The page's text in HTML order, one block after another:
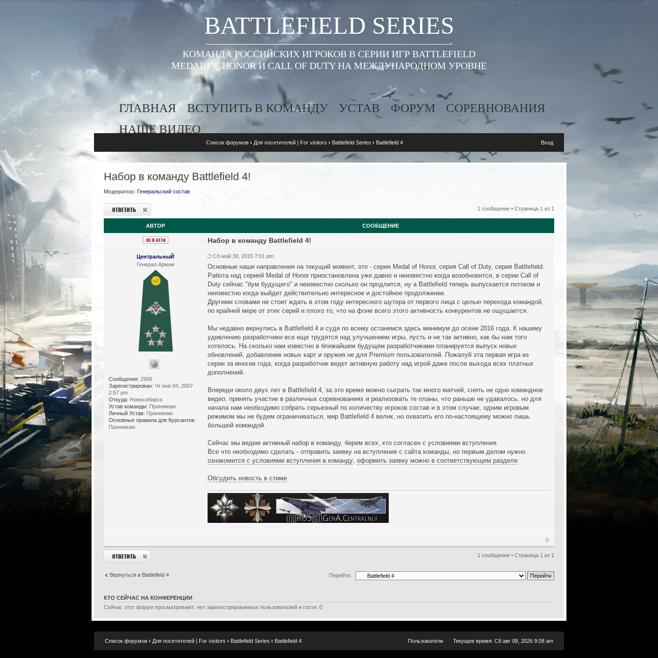
BATTLEFIELD SERIES
КОМАНДА РОССИЙСКИХ ИГРОКОВ В СЕРИИ ИГР BATTLEFIELD
MEDAL OF HONOR И CALL OF DUTY НА МЕЖДУНАРОДНОМ УРОВНЕ
ГЛАВНАЯ ВСТУПИТЬ В КОМАНДУ УСТАВ ФОРУМ
СОРЕВНОВАНИЯ
НАШЕ ВИДЕО
Список форумов ‹ Для посетителей | For visitors ‹ Battlefield Series ‹ Battlefield 4 Вход
Набор в команду Battlefield 4!
Модератор: Генеральский состав
Ответить 1 сообщение • Страница 1 из 1
АВТОР СООБЩЕНИЕ
ЦентральныЙ
Генерал Армии
Сообщения: 2966
Зарегистрирован: Чт янв 04, 2007
2:57 pm
Откуда: Новосибирск
Устав команды: Принимаю
Личный Устав: Принимаю
Основные правила для Курсантов:
Принимаю
Набор в команду Battlefield 4!
Сб май 30, 2015 7:01 pm
Основные наши направления на текущий момент, это - серия Medal of Honor, серия Call of Duty, серия Battlefield.
Работа над серией Medal of Honor приостановлена уже давно и неизвестно когда возобновится, в серии Call of
Duty сейчас "бум будущего" и неизвестно сколько он продлится, ну а Battlefield теперь выпускается потоком и
неизвестно когда выйдет действительно интересное и достойное продолжение.
Другими словами не стоит ждать в этом году интересного шутера от первого лица с целью перехода командой,
по крайней мере от этих серий и плохо то, что на фоне всего этого активность конкурентов не ощущается.
Мы недавно вернулись в Battlefield 4 и судя по всему останемся здесь минимум до осени 2016 года. К нашему
удивлению разработчики все еще трудятся над улучшением игры, пусть и не так активно, как бы нам того
хотелось. На сколько нам известно в ближайшем будущем разработчиками планируется выпуск новых
обновлений, добавление новых карт и оружия не для Premium пользователей. Пожалуй эта первая игра из
серии за многие года, когда разработчик ведет активную работу над игрой даже после выхода всех платных
дополнений.
Впереди около двух лет в Battlefield 4, за это время можно сыграть так много матчей, снять не одно командное
видео, принять участие в различных соревнованиях и реализовать те планы, что раньше не удавалось, но для
начала нам необходимо собрать серьезный по количеству игроков состав и в этом случае, одним игровым
режимом мы не будем ограничиваться, мир Battlefield 4 велик, но охватить его по-настоящему можно лишь
большой командой.
Сейчас мы ведем активный набор в команду, берем всех, кто согласен с условиями вступления.
Все что необходимо сделать - отправить заявку на вступление с сайта команды, но первым делом нужно
ознакомится с условиями вступления в команду, оформить заявку можно в соответствующем разделе
Обсудить новость в стиме
Ответить 1 сообщение • Страница 1 из 1
Вернуться в Battlefield 4 Перейти:
КТО СЕЙЧАС НА КОНФЕРЕНЦИИ
Сейчас этот форум просматривают: нет зарегистрированных пользователей и гости: 0
Список форумов ‹ Для посетителей | For visitors ‹ Battlefield Series ‹ Battlefield 4 Пользователи Текущее время: Сб авг 08, 2026 9:08 am